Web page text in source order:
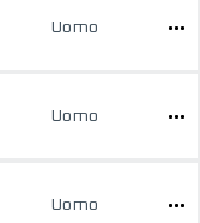
Uomo
Uomo
Uomo